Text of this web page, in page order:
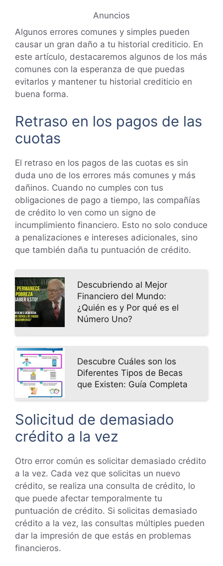
Anuncios
Algunos errores comunes y simples pueden
causar un gran daño a tu historial crediticio. En
este artículo, destacaremos algunos de los más
comunes con la esperanza de que puedas
evitarlos y mantener tu historial crediticio en
buena forma.
Retraso en los pagos de las
cuotas
El retraso en los pagos de las cuotas es sin
duda uno de los errores más comunes y más
dañinos. Cuando no cumples con tus
obligaciones de pago a tiempo, las compañías
de crédito lo ven como un signo de
incumplimiento financiero. Esto no solo conduce
a penalizaciones e intereses adicionales, sino
que también daña tu puntuación de crédito.
Descubriendo al Mejor
Financiero del Mundo:
¿Quién es y Por qué es el
Número Uno?
Descubre Cuáles son los
Diferentes Tipos de Becas
que Existen: Guía Completa
Solicitud de demasiado
crédito a la vez
Otro error común es solicitar demasiado crédito
a la vez. Cada vez que solicitas un nuevo
crédito, se realiza una consulta de crédito, lo
que puede afectar temporalmente tu
puntuación de crédito. Si solicitas demasiado
crédito a la vez, las consultas múltiples pueden
dar la impresión de que estás en problemas
financieros.